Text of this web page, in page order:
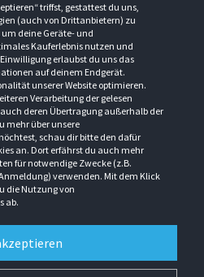
triffst, gestattest du uns,
(auch von Drittanbietern) zu
deine Geräte- und
Kauferlebnis nutzen und
erlaubst du uns das
auf deinem Endgerät.
unserer Website optimieren.
Verarbeitung der gelesen
deren Übertragung außerhalb der
mehr über unsere
schau dir bitte den dafür
an. Dort erfährst du auch mehr
für notwendige Zwecke (z.B.
verwenden. Mit dem Klick
die Nutzung von
ab.
54-0
Impressum
GmbH 2026 Verkauf nur an Unternehmer,